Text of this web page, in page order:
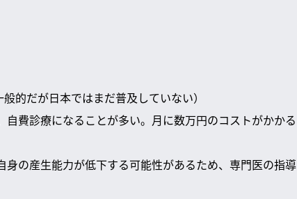
的だが日本ではまだ普及していない）
費診療になることが多い。月に数万円のコストがかかる
の産生能力が低下する可能性があるため、専門医の指導